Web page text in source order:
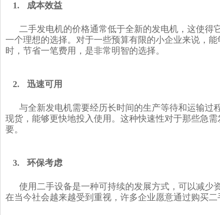
1. 成本效益
二手发电机的价格通常低于全新的发电机，这使得
一个理想的选择。对于一些预算有限的小企业来说，
时，节省一笔费用，是非常明智的选择。
2. 迅速可用
与全新发电机需要经历长时间的生产等待和运输过
现货，能够更快地投入使用。这种快速性对于那些急
要。
3. 环保考虑
使用二手设备是一种可持续的发展方式，可以减少
在当今社会越来越受到重视，许多企业愿意通过购买